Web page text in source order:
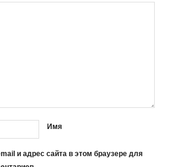
Имя
и адрес сайта в этом браузере для